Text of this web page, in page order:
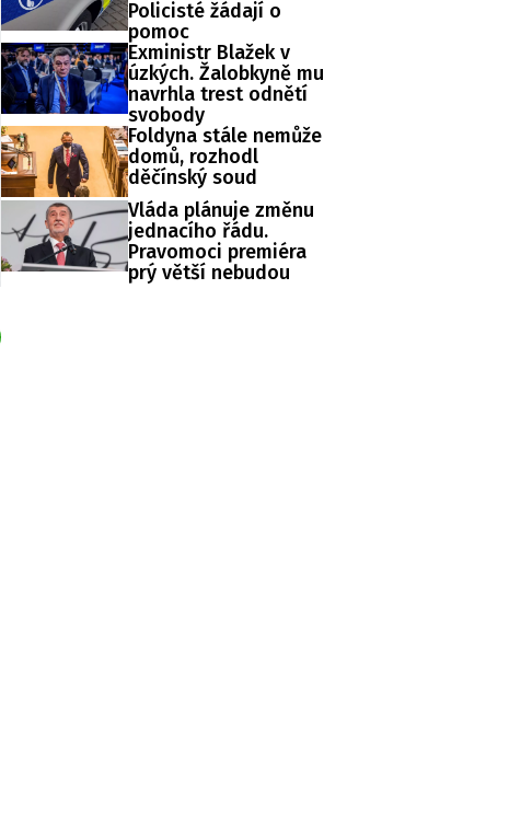
nařídila znalecké zkoumání. Nikdo
zatím nebyl obviněn.
Policisté žádají o
pomoc
Exministr Blažek v
úzkých. Žalobkyně mu
navrhla trest odnětí
svobody
Foldyna stále nemůže
domů, rozhodl
děčínský soud
Vláda plánuje změnu
jednacího řádu.
Pravomoci premiéra
prý větší nebudou